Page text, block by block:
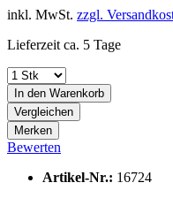
inkl. MwSt. zzgl.
Lieferzeit ca. 5 Tage
In den Warenkorb
Vergleichen
Merken
Bewerten
Artikel-Nr.: 16724